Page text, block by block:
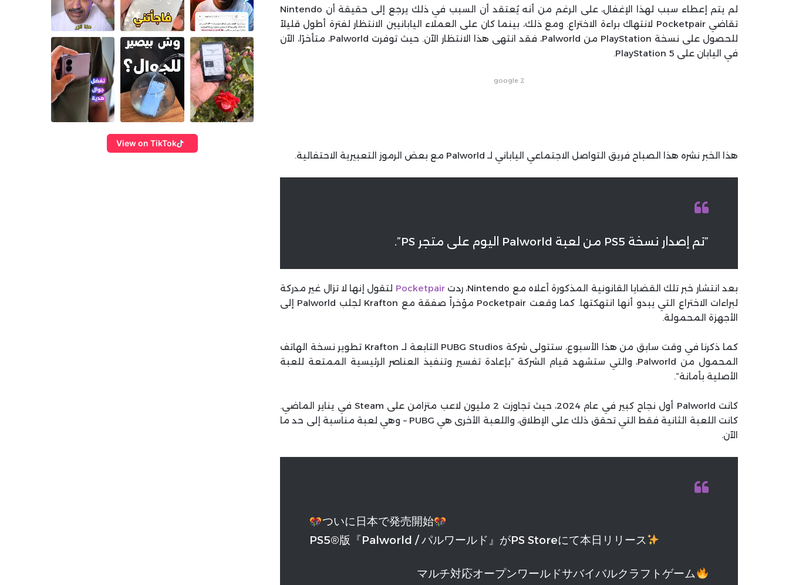
لم يتم إعطاء سبب لهذا الإغفال، على الرغم من أنه يُعتقد أن السبب في ذلك يرجع إلى حقيقة أن Nintendo
تقاضي Pocketpair لانتهاك براءة الاختراع. ومع ذلك، بينما كان على العملاء اليابانيين الانتظار لفترة أطول قليلاً
للحصول على نسخة PlayStation من Palworld، فقد انتهى هذا الانتظار الآن. حيث توفرت Palworld، متأخرًا، الآن
في اليابان على PlayStation 5.
google 2
هذا الخبر نشره هذا الصباح فريق التواصل الاجتماعي الياباني لـ Palworld مع بعض الرموز التعبيرية الاحتفالية.
”تم إصدار نسخة PS5 من لعبة Palworld اليوم على متجر PS”.
بعد انتشار خبر تلك القضايا القانونية المذكورة أعلاه مع Nintendo، ردت Pocketpair لتقول إنها لا تزال غير مدركة
لبراءات الاختراع التي يبدو أنها انتهكتها. كما وقعت Pocketpair مؤخراً صفقة مع Krafton لجلب Palworld إلى
الأجهزة المحمولة.
كما ذكرنا في وقت سابق من هذا الأسبوع، ستتولى شركة PUBG Studios التابعة لـ Krafton تطوير نسخة الهاتف
المحمول من Palworld، والتي ستشهد قيام الشركة ”بإعادة تفسير وتنفيذ العناصر الرئيسية الممتعة للعبة
الأصلية بأمانة“.
كانت Palworld أول نجاح كبير في عام 2024، حيث تجاوزت 2 مليون لاعب متزامن على Steam في يناير الماضي.
كانت اللعبة الثانية فقط التي تحقق ذلك على الإطلاق، واللعبة الأخرى هي PUBG – وهي لعبة مناسبة إلى حد ما
الآن.
ついに日本で発売開始
PS5®版『Palworld / パルワールド』がPS Storeにて本日リリース
マルチ対応オープンワールドサバイバルクラフトゲーム
View on TikTok